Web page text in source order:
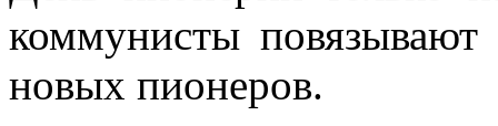
коммунисты
новых пионеров.